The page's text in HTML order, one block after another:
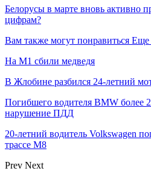
Белорусы в марте вновь активно
цифрам?
Вам также могут понравиться Еще
На М1 сбили медведя
В Жлобине разбился 24-летний
Погибшего водителя BMW более
нарушение ПДД
20-летний водитель Volkswagen
трассе М8
Prev Next